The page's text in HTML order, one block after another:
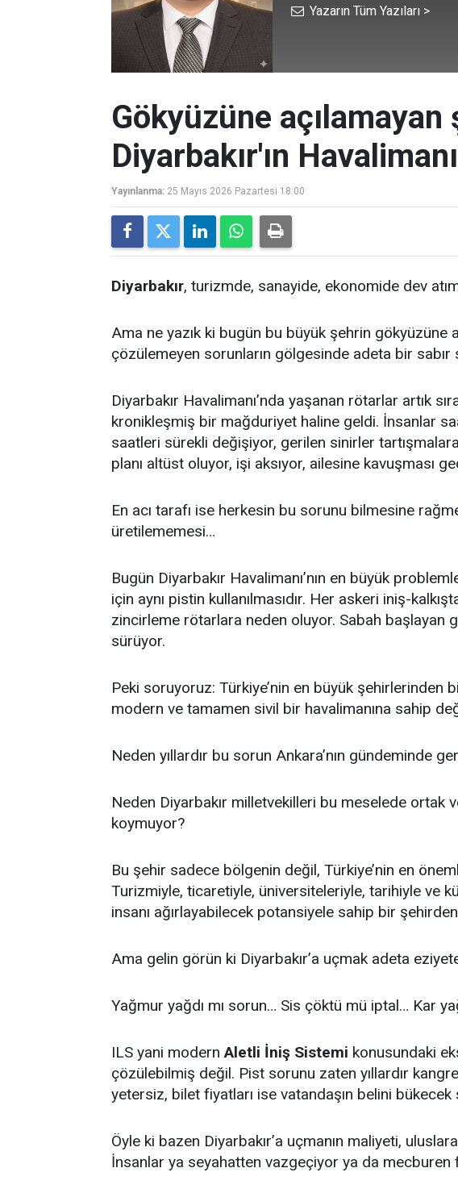
Yazarın Tüm Yazıları >
Gökyüzüne açılamayan
Diyarbakır'ın
Yayınlanma: 25 Mayıs 2026 Pazartesi 18:00
Diyarbakır, turizmde, sanayide, ekonomide dev
Ama ne yazık ki bugün bu büyük şehrin gökyüzüne
çözülemeyen sorunların gölgesinde adeta bir sabır
Diyarbakır Havalimanı’nda yaşanan rötarlar artık
kronikleşmiş bir mağduriyet haline geldi. İnsanlar
saatleri sürekli değişiyor, gerilen sinirler
planı altüst oluyor, işi aksıyor, ailesine kavuşması
En acı tarafı ise herkesin bu sorunu bilmesine
üretilememesi…
Bugün Diyarbakır Havalimanı’nın en büyük
için aynı pistin kullanılmasıdır. Her askeri iniş-
zincirleme rötarlara neden oluyor. Sabah başlayan
sürüyor.
Peki soruyoruz: Türkiye’nin en büyük şehirlerinden
modern ve tamamen sivil bir havalimanına sahip
Neden yıllardır bu sorun Ankara’nın gündeminde
Neden Diyarbakır milletvekilleri bu meselede ortak
koymuyor?
Bu şehir sadece bölgenin değil, Türkiye’nin en
Turizmiyle, ticaretiyle, üniversiteleriyle, tarihiyle ve
insanı ağırlayabilecek potansiyele sahip bir
Ama gelin görün ki Diyarbakır’a uçmak adeta
Yağmur yağdı mı sorun… Sis çöktü mü iptal… Kar
ILS yani modernAletli İniş Sistemi konusundaki
çözülebilmiş değil. Pist sorunu zaten yıllardır
yetersiz, bilet fiyatları ise vatandaşın belini bükecek
Öyle ki bazen Diyarbakır’a uçmanın maliyeti,
İnsanlar ya seyahatten vazgeçiyor ya da